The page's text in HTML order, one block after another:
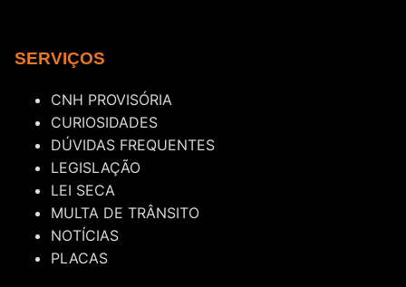
SERVIÇOS
CNH PROVISÓRIA
CURIOSIDADES
DÚVIDAS FREQUENTES
LEGISLAÇÃO
LEI SECA
MULTA DE TRÂNSITO
NOTÍCIAS
PLACAS